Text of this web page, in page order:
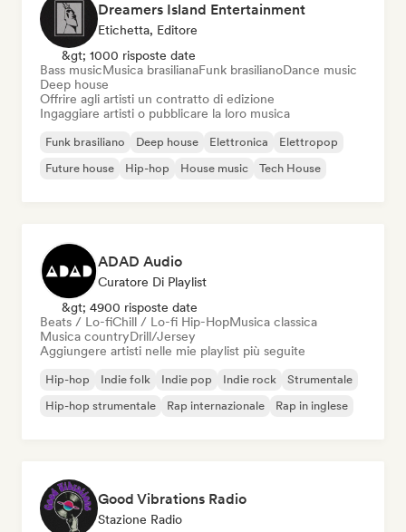
Dreamers Island Entertainment
Etichetta, Editore
&gt; 1000 risposte date
Bass musicMusica brasilianaFunk brasilianoDance music
Deep house
Offrire agli artisti un contratto di edizione
Ingaggiare artisti o pubblicare la loro musica
Funk brasiliano Deep house Elettronica
Elettropop
Future house
Hip-hop House music Tech House
ADAD Audio
Curatore Di Playlist
&gt; 4900 risposte date
Beats / Lo-fiChill / Lo-fi Hip-HopMusica classica
Musica countryDrill/Jersey
Aggiungere artisti nelle mie playlist più seguite
Hip-hop Indie folk Indie pop Indie rock
Strumentale
Hip-hop strumentale
Rap internazionale Rap in inglese
Good Vibrations Radio
Stazione Radio